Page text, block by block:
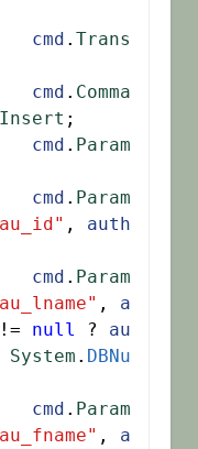
cmd . Trans
cmd . Comma
;
cmd . Param
cmd . Param
, auth
cmd . Param
, a
null ? au
System . DBNu
cmd . Param
, a